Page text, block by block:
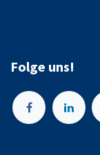
Folge uns!